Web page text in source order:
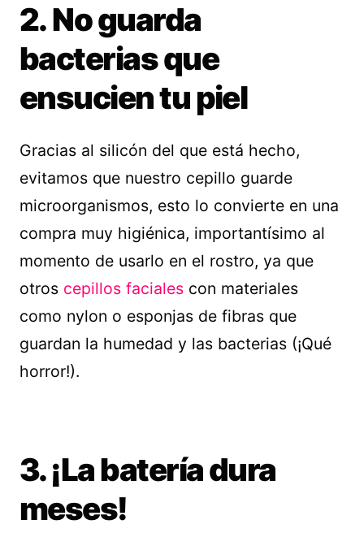
2. No guarda
bacterias que
ensucien tu piel
Gracias al silicón del que está hecho,
evitamos que nuestro cepillo guarde
microorganismos, esto lo convierte en una
compra muy higiénica, importantísimo al
momento de usarlo en el rostro, ya que
otros cepillos faciales con materiales
como nylon o esponjas de fibras que
guardan la humedad y las bacterias (¡Qué
horror!).
3. ¡La batería dura
meses!